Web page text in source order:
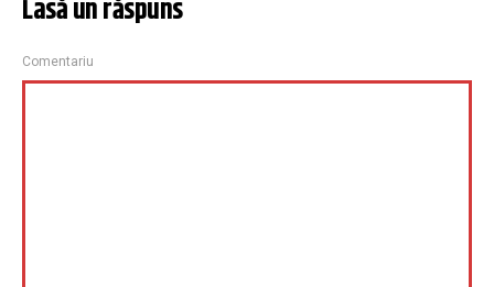
Lasă un răspuns
Comentariu